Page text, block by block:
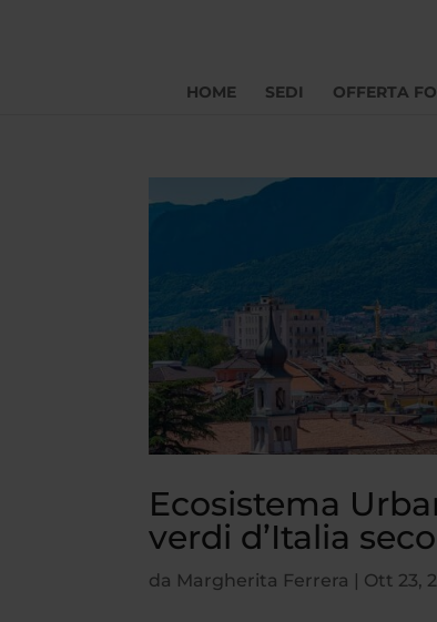
HOME SEDI OFFERTA
Ecosistema
verdi d’Italia
da Margherita Ferrera | Ott 23,